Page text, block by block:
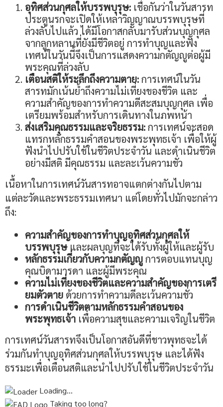
อุทิศส่วนกุศลให้บรรพบุรุษ: เชื่อกันว่าในวันสารท
ประตูนรกจะเปิดให้เหล่าวิญญาณบรรพบุรุษที่
ล่วงลับไปแล้ว ได้มีโอกาสกลับมารับส่วนบุญกุศล
จากลูกหลานที่ยังมีชีวิตอยู่ การทำบุญและฟัง
เทศน์ในวันนี้จึงเป็นการแสดงความกตัญญูต่อผู้มี
พระคุณที่ล่วงลับ
เตือนสติให้ระลึกถึงความตาย:การเทศน์ในวัน
สารทมักเน้นย้ำถึงความไม่เที่ยงของชีวิต และ
ความสำคัญของการทำความดีสะสมบุญกุศล เพื่อ
เตรียมพร้อมสำหรับการเดินทางในภพหน้า
ส่งเสริมคุณธรรมและจริยธรรม:การเทศน์จะสอด
แทรกหลักธรรมคำสอนของพระพุทธเจ้า เพื่อให้ผู้
ฟังนำไปปรับใช้ในชีวิตประจำวัน และดำเนินชีวิต
อย่างมีสติ มีคุณธรรม และละเว้นความชั่ว
เนื้อหาในการเทศน์วันสารทอาจแตกต่างกันไปตาม
แต่ละวัดและพระธรรมเทศนา แต่โดยทั่วไปมักจะกล่าว
ถึง:
ความสำคัญของการทำบุญอุทิศส่วนกุศลให้
บรรพบุรุษและผลบุญที่จะได้รับทั้งผู้ให้และผู้รับ
หลักธรรมเกี่ยวกับความกตัญญูการตอบแทนบุญ
คุณบิดามารดา และผู้มีพระคุณ
ความไม่เที่ยงของชีวิตและความสำคัญของการเตรี
ยมตัวตาย ด้วยการทำความดีละเว้นความชั่ว
การดำเนินชีวิตตามหลักธรรมคำสอนของ
พระพุทธเจ้า เพื่อความสุขและความเจริญในชีวิต
การเทศน์วันสารทจึงเป็นโอกาสอันดีที่ชาวพุทธจะได้
ร่วมกันทำบุญอุทิศส่วนกุศลให้บรรพบุรุษ และได้ฟัง
ธรรมะเพื่อเตือนสติและนำไปปรับใช้ในชีวิตประจำวัน
Loading…
Taking too long?